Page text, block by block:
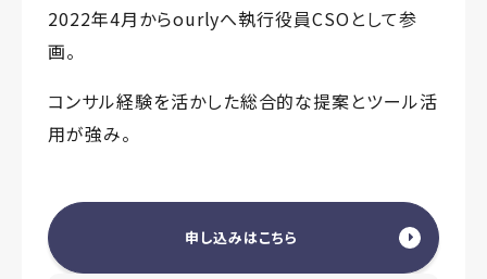
2022年4月からourlyへ執行役員CSOとして参
画。
コンサル経験を活かした総合的な提案とツール活
用が強み。
申し込みはこちら